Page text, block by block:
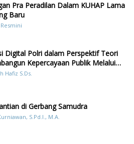
Pra Peradilan Dalam KUHAP Lama
Baru
Digital Polri dalam Perspektif Teori
Kepercayaan Publik Melalui
Kesiapsiagaan Bencana di
Hafiz S.Ds.
di Gerbang Samudra
S.Pd.I., M.A.